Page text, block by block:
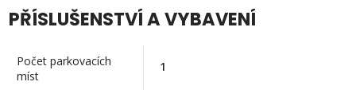
PŘÍSLUŠENSTVÍ A VYBAVENÍ
Počet parkovacích
míst
1